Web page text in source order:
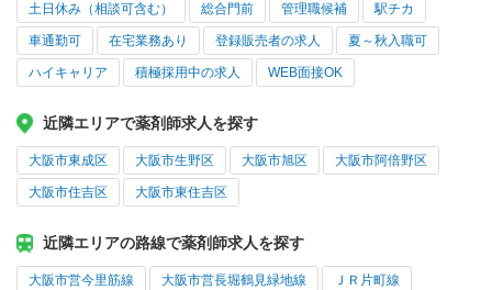
土日休み（相談可含む） 総合門前 管理職候補 駅チカ
車通勤可 在宅業務あり 登録販売者の求人 夏～秋入職可
ハイキャリア 積極採用中の求人 WEB面接OK
近隣エリアで薬剤師求人を探す
大阪市東成区 大阪市生野区 大阪市旭区 大阪市阿倍野区
大阪市住吉区 大阪市東住吉区
近隣エリアの路線で薬剤師求人を探す
大阪市営今里筋線 大阪市営長堀鶴見緑地線 ＪＲ片町線